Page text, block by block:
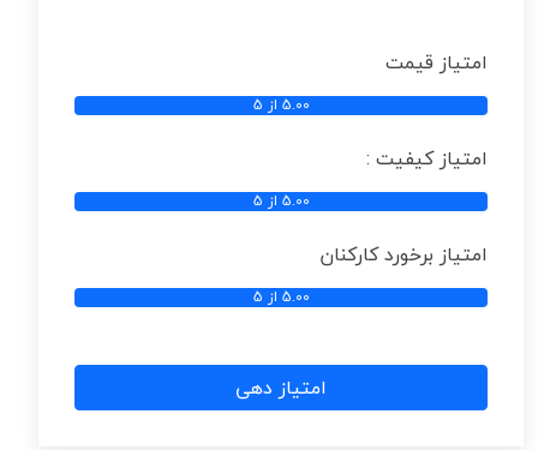
امتیاز قیمت
5.00 از 5
امتیاز کیفیت :
5.00 از 5
امتیاز برخورد کارکنان
5.00 از 5
امتیاز دهی